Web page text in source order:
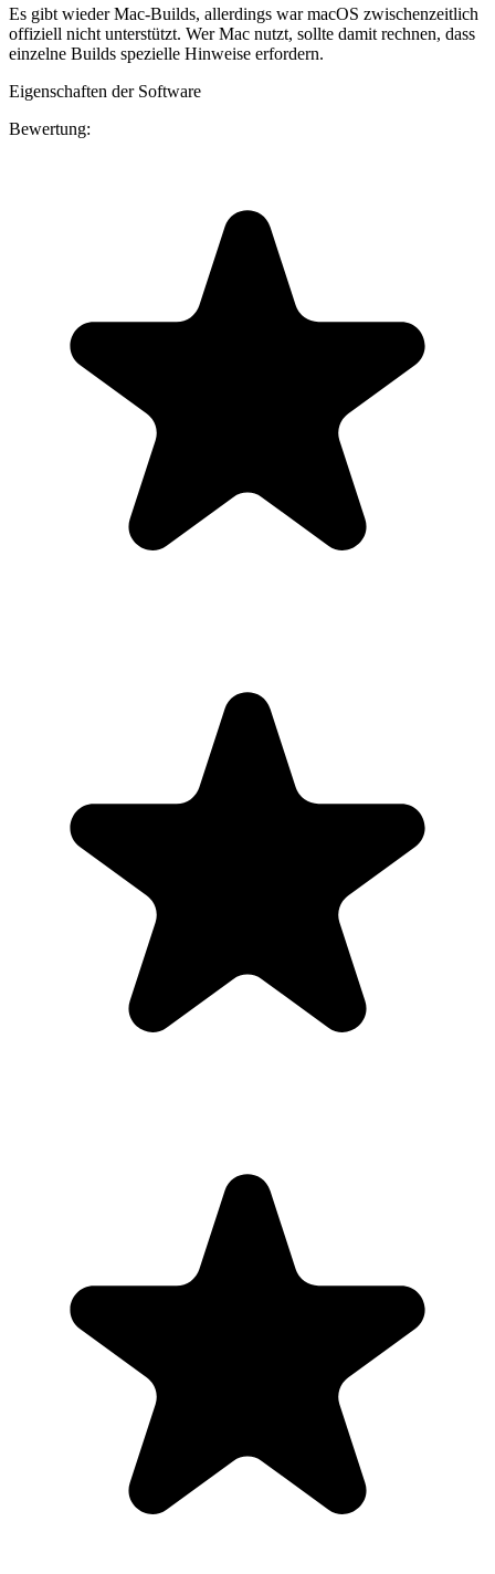
Es gibt wieder Mac-Builds, allerdings war macOS zwischenzeitlich
offiziell nicht unterstützt. Wer Mac nutzt, sollte damit rechnen, dass
einzelne Builds spezielle Hinweise erfordern.
Eigenschaften der Software
Bewertung: